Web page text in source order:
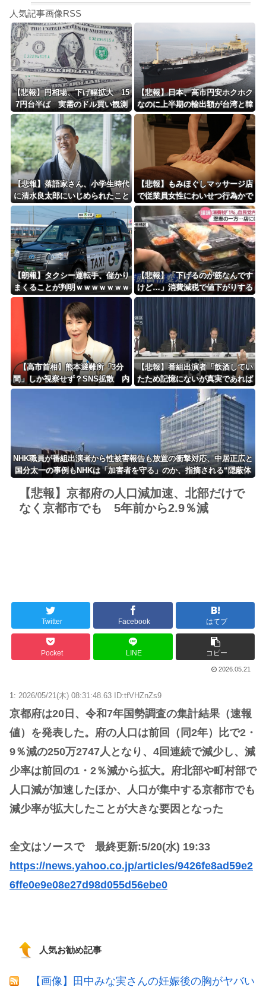
Powered by livedoor 相互RSS
8/4のニュース
日本旅行キャンセルすべきか…1万年ぶり史上最大級の火山の兆し＝韓国の反応
更新中止のお知らせ
海外「おめでとうタキ！」リヴァプール南野がバースデーゴール！！
Powered by livedoor 相互RSS
人気記事画像RSS
【悲報】円相場、下げ幅拡大 15
7円台半ば 実需のドル買い観測
【悲報】日本、高市円安ホクホク
なのに上半期の輸出額が台湾と韓
国に抜かれる・・・
【悲報】落語家さん、小学生時代
に清水良太郎にいじめられたこと
を告白
【悲報】もみほぐしマッサージ店
で従業員女性にわいせつ行為かで
男を逮捕ｗｗｗｗｗｗｗｗｗ
【朗報】タクシー運転手、儲かり
まくることが判明ｗｗｗｗｗｗｗ
ｗｗｗｗｗｗｗｗｗｗｗｗｗｗｗ
ｗｗｗ
【悲報】「下げるのが筋なんです
けど…」消費減税で値下がりする
分と同じだけ商品を値上げして店
頭価格を変えない店も…
【高市首相】熊本避難所「3分
間」しか視察せず？SNS拡散 内
閣広報官「51分間」だと否定
【悲報】番組出演者「飲酒してい
たため記憶にないが真実であれば
申し訳ない」 NHK職員が出演者
から性被害
NHK職員が番組出演者から性被害報告も放置の衝撃対応、中居正広と
国分太一の事例もNHKは「加害者を守る」のか、指摘される“隠蔽体
【悲報】京都府の人口減加速、北部だけで
なく京都市でも 5年前から2.9％減
Twitter Facebook はてブ
Pocket LINE コピー
2026.05.21
1: 2026/05/21(木) 08:31:48.63 ID:tfVHZnZs9
京都府は20日、令和7年国勢調査の集計結果（速報
値）を発表した。府の人口は前回（同2年）比で2・
9％減の250万2747人となり、4回連続で減少し、減
少率は前回の1・2％減から拡大。府北部や町村部で
人口減が加速したほか、人口が集中する京都市でも
減少率が拡大したことが大きな要因となった
全文はソースで 最終更新:5/20(水) 19:33
https://news.yahoo.co.jp/articles/9426fe8ad59e2
6ffe0e9e08e27d98d055d56ebe0
人気お勧め記事
【画像】田中みな実さんの妊娠後の胸がヤバい